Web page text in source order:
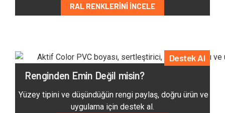
RAL RENKLERINI İNCELE
Destek Al
Renginden Emin Değil misin?
Yüzey tipini ve düşündüğün rengi paylaş, doğru ürün ve
uygulama için destek al.